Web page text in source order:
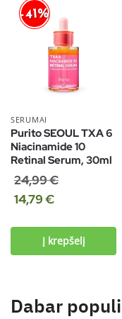
-41%
SERUMAI
Purito SEOUL TXA 6
Niacinamide 10
Retinal Serum, 30ml
24,99€
14,79€
Į krepšelį
Dabar